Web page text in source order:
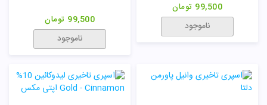
99,500 تومان
ناموجود
99,500 تومان
ناموجود